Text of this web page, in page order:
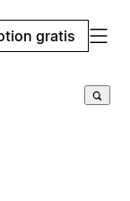
gratis